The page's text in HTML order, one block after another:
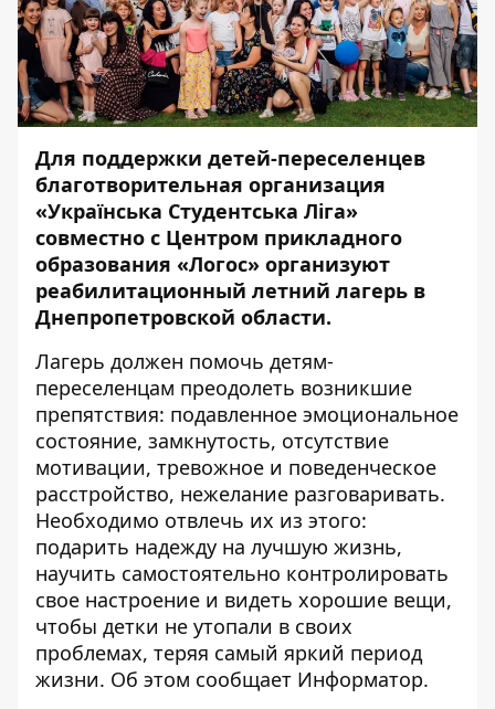
Для поддержки детей-переселенцев
благотворительная организация
«Українська Студентська Ліга»
совместно с Центром прикладного
образования «Логос» организуют
реабилитационный летний лагерь в
Днепропетровской области.
Лагерь должен помочь детям-
переселенцам преодолеть возникшие
препятствия: подавленное эмоциональное
состояние, замкнутость, отсутствие
мотивации, тревожное и поведенческое
расстройство, нежелание разговаривать.
Необходимо отвлечь их из этого:
подарить надежду на лучшую жизнь,
научить самостоятельно контролировать
свое настроение и видеть хорошие вещи,
чтобы детки не утопали в своих
проблемах, теряя самый яркий период
жизни. Об этом сообщает Информатор.